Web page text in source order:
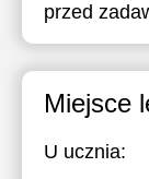
przed
Miejsce
U ucznia: